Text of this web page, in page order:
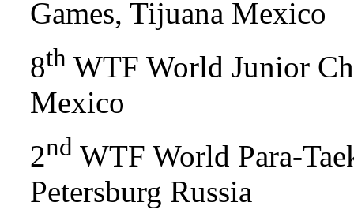
Games, Tijuana Mexico
8th WTF World Junior
Mexico
2nd WTF World Para-
Petersburg Russia